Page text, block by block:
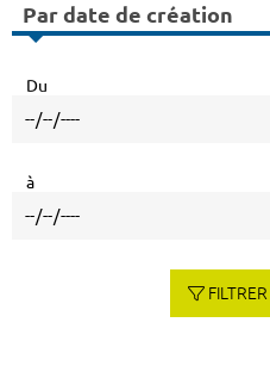
Par date de création
Du
à